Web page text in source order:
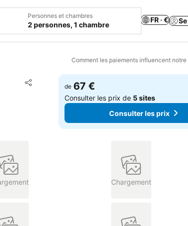
Personnes et chambres
2 personnes, 1 chambre
FR · €
Comment les paiements influencent
Partager
Ajouter à mes favoris
de 67 €
Consulter les prix de 5 sites
Consulter les prix
Chargement